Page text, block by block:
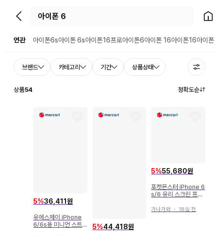
뒤로가기 홈으
연관 아이폰6s아이폰 6s아이폰16프로아이폰6아이폰 16아이폰16아이폰
브랜드 카테고리 기간 상품상태
상품54 정확도순
5%36,411원
유에스제이 iPhone
6/6s용 미니언 스트
5%44,418원
5%55,680원
포켓몬스터 iPhone 6
s/6 유리 스크린 프로
가나가와 ・ 18일 전